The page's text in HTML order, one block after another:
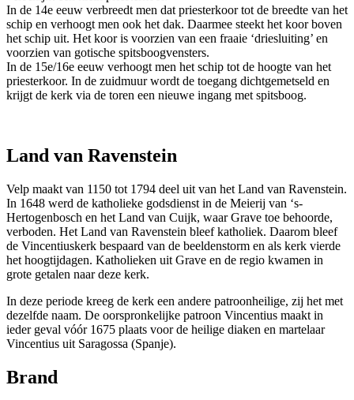
In de 14e eeuw verbreedt men dat priesterkoor tot de breedte van het
schip en verhoogt men ook het dak. Daarmee steekt het koor boven
het schip uit. Het koor is voorzien van een fraaie ‘driesluiting’ en
voorzien van gotische spitsboogvensters.
In de 15e/16e eeuw verhoogt men het schip tot de hoogte van het
priesterkoor. In de zuidmuur wordt de toegang dichtgemetseld en
krijgt de kerk via de toren een nieuwe ingang met spitsboog.
Land van Ravenstein
Velp maakt van 1150 tot 1794 deel uit van het Land van Ravenstein.
In 1648 werd de katholieke godsdienst in de Meierij van ‘s-
Hertogenbosch en het Land van Cuijk, waar Grave toe behoorde,
verboden. Het Land van Ravenstein bleef katholiek. Daarom bleef
de Vincentiuskerk bespaard van de beeldenstorm en als kerk vierde
het hoogtijdagen. Katholieken uit Grave en de regio kwamen in
grote getalen naar deze kerk.
In deze periode kreeg de kerk een andere patroonheilige, zij het met
dezelfde naam. De oorspronkelijke patroon Vincentius maakt in
ieder geval vóór 1675 plaats voor de heilige diaken en martelaar
Vincentius uit Saragossa (Spanje).
Brand